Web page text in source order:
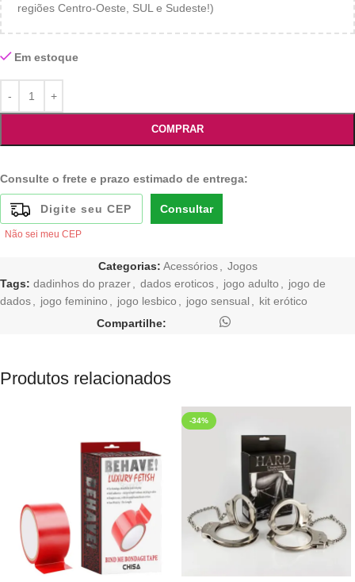
regiões Centro-Oeste, SUL e Sudeste!)
Em estoque
COMPRAR
Consulte o frete e prazo estimado de entrega:
Consultar
Não sei meu CEP
Categorias: Acessórios , Jogos
Tags: dadinhos do prazer, dados eroticos, jogo adulto , jogo de
dados, jogo feminino , jogo lesbico , jogo sensual , kit erótico
Compartilhe:
Produtos relacionados
-34%